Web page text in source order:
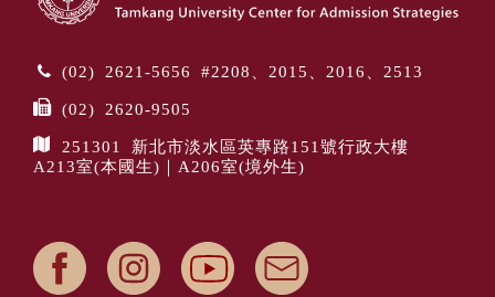
(02) 2621-5656 #2208、2015、2016、2513
(02) 2620-9505
251301 新北市淡水區英專路151號行政大樓
A213室(本國生)｜A206室(境外生)